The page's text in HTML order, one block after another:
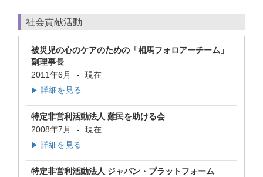
社会貢献活動
被災児の心のケアのための「相馬フォロアーチーム」
副理事長
2011年6月
- 現在
▶ 詳細を見る
特定非営利活動法人 難民を助ける会
2008年7月
- 現在
▶ 詳細を見る
特定非営利活動法人 ジャパン・プラットフォーム